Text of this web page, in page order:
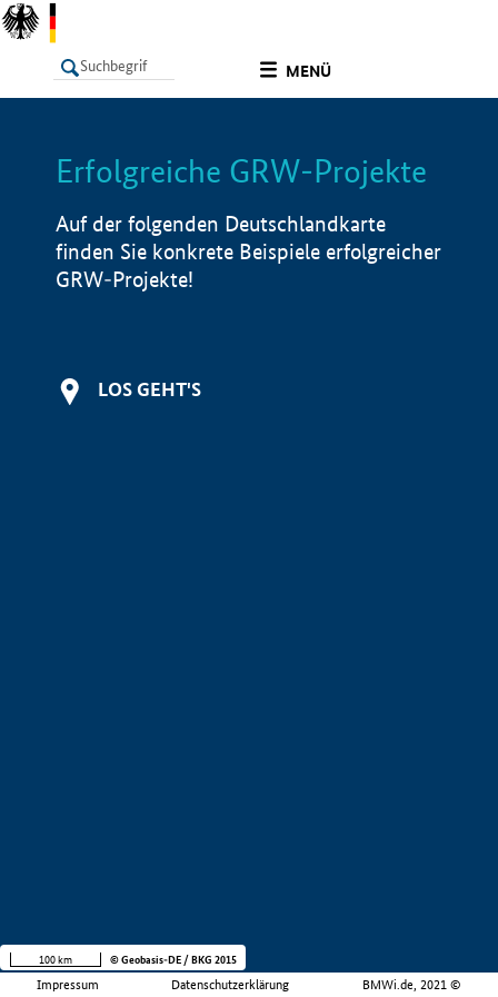
MENÜ
LISTE Info
Erfolgreiche GRW-Projekte
Auf der folgenden Deutschlandkarte
finden Sie konkrete Beispiele erfolgreicher
GRW-Projekte!
LOS GEHT'S
Impressum Datenschutzerklärung BMWi.de, 2021 ©
100 km © Geobasis-DE / BKG 2015